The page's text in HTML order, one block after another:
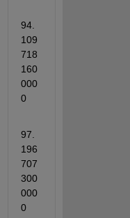
94.
109
718
160
000
0
97.
196
707
300
000
0